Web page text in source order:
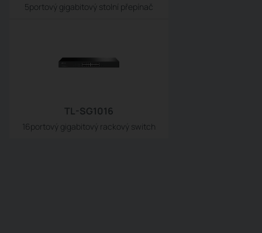
5portový gigabitový stolní přepínač
TL-SG1016
16portový gigabitový rackový switch